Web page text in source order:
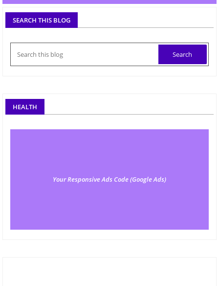
SEARCH THIS BLOG
HEALTH
Your Responsive Ads Code (Google Ads)